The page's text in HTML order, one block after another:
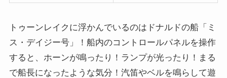
トゥーンレイクに浮かんでいるのはドナルドの船「ミ
ス・デイジー号」！船内のコントロールパネルを操作
すると、ホーンが鳴ったり！ランプが光ったり！まる
で船長になったような気分！汽笛やベルを鳴らして遊